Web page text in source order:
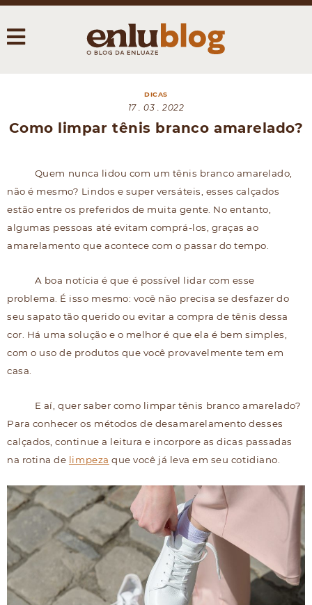
DICAS
17 . 03 . 2022
Como limpar tênis branco amarelado?
Quem nunca lidou com um tênis branco amarelado,
não é mesmo? Lindos e super versáteis, esses calçados
estão entre os preferidos de muita gente. No entanto,
algumas pessoas até evitam comprá-los, graças ao
amarelamento que acontece com o passar do tempo.
A boa notícia é que é possível lidar com esse
problema. É isso mesmo: você não precisa se desfazer do
seu sapato tão querido ou evitar a compra de tênis dessa
cor. Há uma solução e o melhor é que ela é bem simples,
com o uso de produtos que você provavelmente tem em
casa.
E aí, quer saber como limpar tênis branco amarelado?
Para conhecer os métodos de desamarelamento desses
calçados, continue a leitura e incorpore as dicas passadas
na rotina de limpeza que você já leva em seu cotidiano.